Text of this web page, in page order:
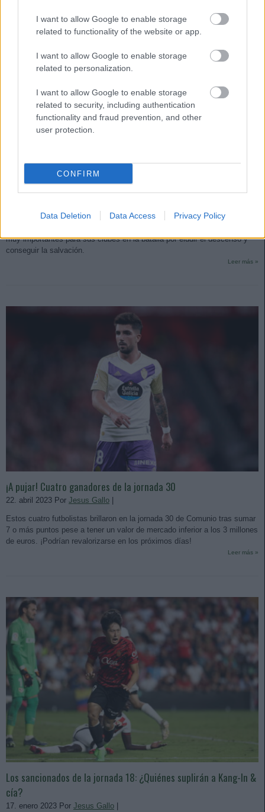
I want to allow Google to enable storage
related to functionality of the website or app.
I want to allow Google to enable storage
related to personalization.
I want to allow Google to enable storage
related to security, including authentication
functionality and fraud prevention, and other
user protection.
CONFIRM
Data Deletion Data Access Privacy Policy
Consejos de compra: 5 apuestas seguras en la batalla por la
salvación
Jesus Gallo
muy importantes para sus clubes en la batalla por eludir el descenso y
conseguir la salvación.
Leer más »
¡A pujar! Cuatro ganadores de la jornada 30
22. abril 2023 Por Jesus Gallo
Estos cuatro futbolistas brillaron en la jornada 30 de Comunio tras sumar
7 o más puntos pese a tener un valor de mercado inferior a los 3 millones
de euros. ¡Podrían revalorizarse en los próximos días!
Leer más »
Los sancionados de la jornada 18: ¿Quiénes suplirán a Kang-In &
cía?
17. enero 2023 Por Jesus Gallo